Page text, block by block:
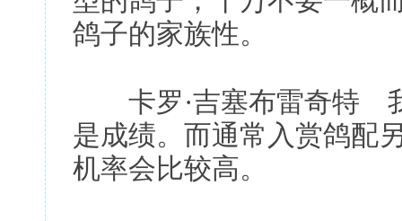
鸽子的家族性。
卡罗·吉塞布雷奇特 我
是成绩。而通常入赏鸽配
机率会比较高。